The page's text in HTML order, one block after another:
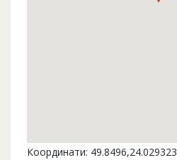
Координати: 49.8496,24.029323